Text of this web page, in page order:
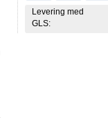
Levering med
GLS: